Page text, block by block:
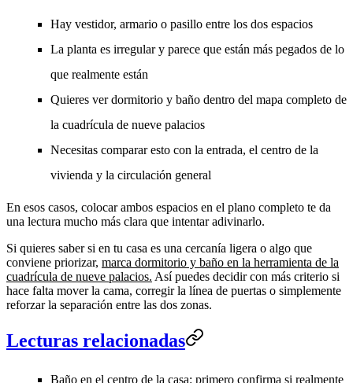
Hay vestidor, armario o pasillo entre los dos espacios
La planta es irregular y parece que están más pegados de lo
que realmente están
Quieres ver dormitorio y baño dentro del mapa completo de
la cuadrícula de nueve palacios
Necesitas comparar esto con la entrada, el centro de la
vivienda y la circulación general
En esos casos, colocar ambos espacios en el plano completo te da
una lectura mucho más clara que intentar adivinarlo.
Si quieres saber si en tu casa es una cercanía ligera o algo que
conviene priorizar, marca dormitorio y baño en la herramienta de la
cuadrícula de nueve palacios. Así puedes decidir con más criterio si
hace falta mover la cama, corregir la línea de puertas o simplemente
reforzar la separación entre las dos zonas.
Lecturas relacionadas
Baño en el centro de la casa: primero confirma si realmente